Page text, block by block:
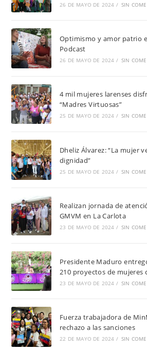
26 DE MAYO DE 2024 / SIN
Optimismo y amor patrio
Podcast
26 DE MAYO DE 2024 / SIN
4 mil mujeres larenses
“Madres Virtuosas”
25 DE MAYO DE 2024 / SIN
Dheliz Álvarez: “La mujer
dignidad”
25 DE MAYO DE 2024 / SIN
Realizan jornada de
GMVM en La Carlota
23 DE MAYO DE 2024 / SIN
Presidente Maduro
210 proyectos de mujeres
23 DE MAYO DE 2024 / SIN
Fuerza trabajadora de
rechazo a las sanciones
22 DE MAYO DE 2024 / SIN